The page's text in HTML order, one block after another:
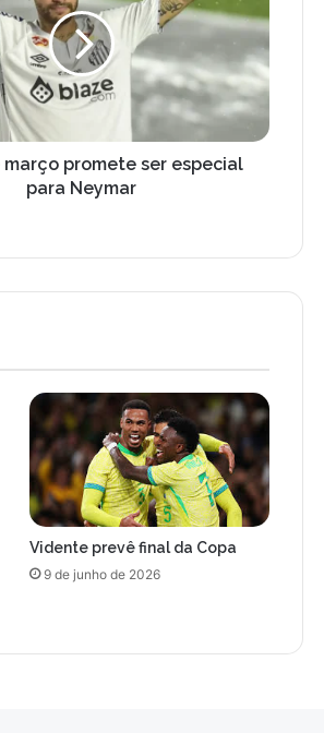
março promete ser especial
para Neymar
Vidente prevê final da Copa
9 de junho de 2026